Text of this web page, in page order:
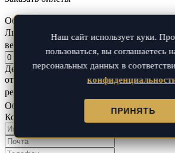
Обычный билет
Льготный
Льготные билеты
ветеранам, инвалидам и многодетным
Детский? Детские билеты
от 4 до 16 лет. Для детей до 4-х лет билет
ребенок на 1 взрослого).
Общая сумма:
Кол-во билетов:
Наш сайт использует куки.
пользоваться, вы соглашаетесь
персональных данных в
ПРИНЯТЬ